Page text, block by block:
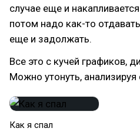
случае еще и
потом надо как-то
еще и задолжать.
Все это с кучей графиков,
Можно утонуть, анализируя
Как я спал